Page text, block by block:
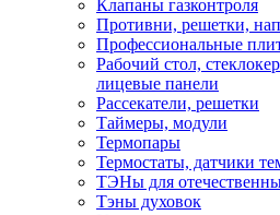
Клапаны газконтроля
Противни, решетки,
Профессиональные
Рабочий стол,
лицевые панели
Рассекатели, решетки
Таймеры, модули
Термопары
Термостаты, датчики
ТЭНы для
Тэны духовок